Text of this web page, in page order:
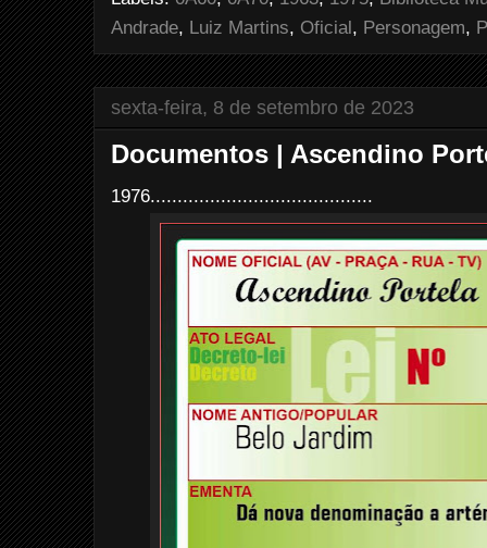
o
k
r
e
s
Andrade, Luiz Martins, Oficial, Personagem,
sexta-feira, 8 de setembro de 2023
Documentos | Ascendino
1976.........................................